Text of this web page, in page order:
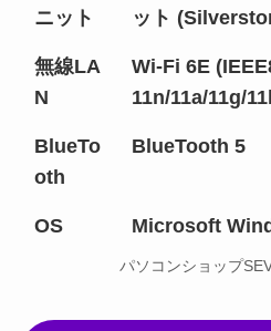
ニット
ット
無線LA
N
Wi-Fi 6E
11n/11a/11g/
BlueTo
oth
BlueTooth 5
OS Microsoft
パソコンショップ